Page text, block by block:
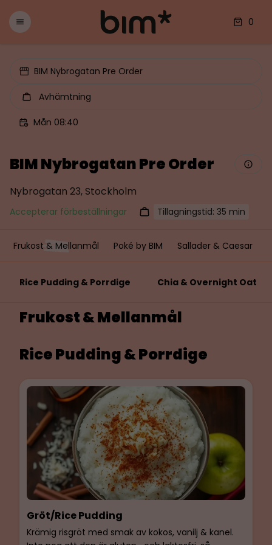
0
BIM Nybrogatan Pre Order
Avhämtning
Mån 08:40
BIM Nybrogatan Pre Order
Nybrogatan 23, Stockholm
Accepterar förbeställningar Tillagningstid: 35 min
Frukost & Mellanmål Poké by BIM Sallader & Caesar
Rice Pudding & Porrdige Chia & Overnight Oat
Frukost & Mellanmål
Rice Pudding & Porrdige
Gröt/Rice Pudding
Krämig risgröt med smak av kokos, vanilj & kanel.